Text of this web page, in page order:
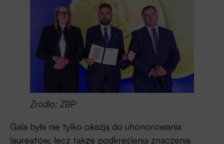
Źródło: ZBP
Gala była nie tylko okazją do uhonorowania
laureatów, lecz także podkreślenia znaczenia